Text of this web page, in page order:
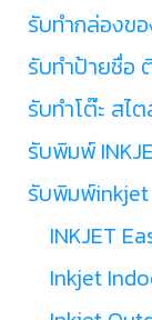
รับทำกล่องข
รับทำป้ายชื่อ
รับทำโต๊ะ สไ
รับพิมพ์
รับพิมพ์inkjet
INKJET
Inkjet